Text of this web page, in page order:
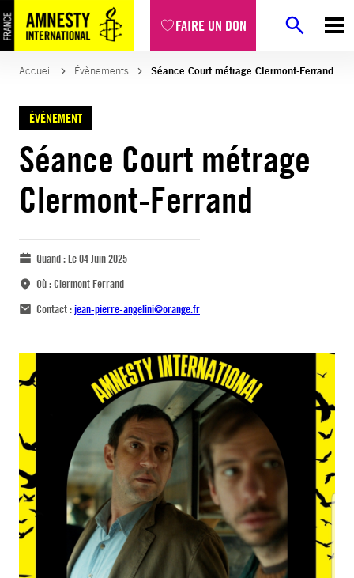
FAIRE UN DON
Accueil Évènements Séance Court métrage Clermont-Ferrand
ÉVÈNEMENT
Séance Court métrage
Clermont-Ferrand
Quand :Le 04 Juin 2025
Où :Clermont Ferrand
Contact :jean-pierre-angelini@orange.fr